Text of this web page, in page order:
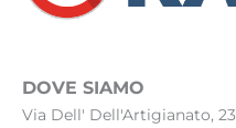
DOVE SIAMO
Via Dell' Dell'Artigianato, 23